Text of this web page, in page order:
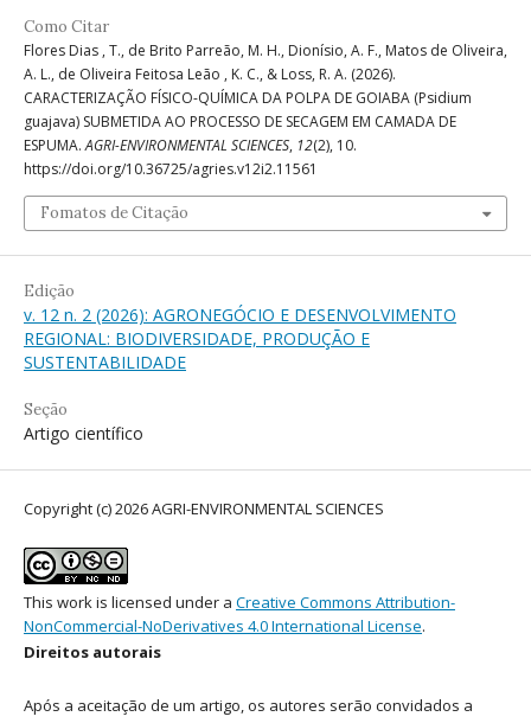
Como Citar
Flores Dias , T., de Brito Parreão, M. H., Dionísio, A. F., Matos de Oliveira,
A. L., de Oliveira Feitosa Leão , K. C., & Loss, R. A. (2026).
CARACTERIZAÇÃO FÍSICO-QUÍMICA DA POLPA DE GOIABA (Psidium
guajava) SUBMETIDA AO PROCESSO DE SECAGEM EM CAMADA DE
ESPUMA.AGRI-ENVIRONMENTAL SCIENCES, 12(2), 10.
https://doi.org/10.36725/agries.v12i2.11561
Fomatos de Citação
Edição
v. 12 n. 2 (2026): AGRONEGÓCIO E DESENVOLVIMENTO
REGIONAL: BIODIVERSIDADE, PRODUÇÃO E
SUSTENTABILIDADE
Seção
Artigo científico
Copyright (c) 2026 AGRI-ENVIRONMENTAL SCIENCES
This work is licensed under a Creative Commons Attribution-
NonCommercial-NoDerivatives 4.0 International License.
Direitos autorais
Após a aceitação de um artigo, os autores serão convidados a